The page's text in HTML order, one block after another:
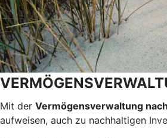
Mit der Vermögensverwaltung
aufweisen, auch zu nachhaltigen